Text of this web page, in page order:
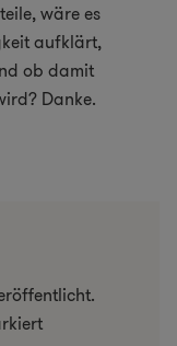
wäre es
aufklärt,
ob damit
Danke.